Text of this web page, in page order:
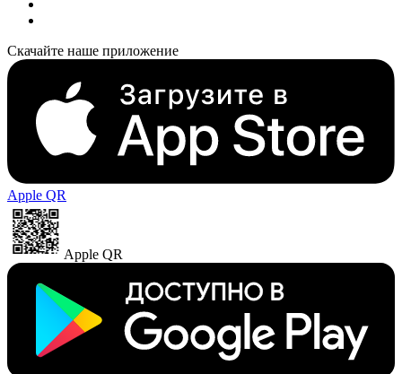
Скачайте наше приложение
Apple QR
Apple QR